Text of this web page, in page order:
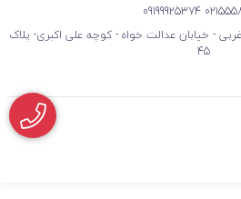
09199925374
غربی - خیابان عدالت خواه - کوچه علی اکبری- پلاک
45